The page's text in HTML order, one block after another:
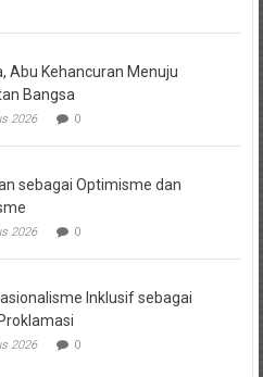
Abu Kehancuran Menuju
Bangsa
2026 0
sebagai Optimisme dan
2026 0
Inklusif sebagai
2026 0